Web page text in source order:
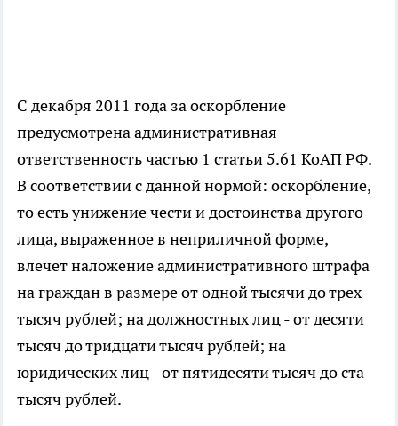
С декабря 2011 года за оскорбление
предусмотрена административная
ответственность частью 1 статьи 5.61 КоАП РФ.
В соответствии с данной нормой: оскорбление,
то есть унижение чести и достоинства другого
лица, выраженное в неприличной форме,
влечет наложение административного штрафа
на граждан в размере от одной тысячи до трех
тысяч рублей; на должностных лиц - от десяти
тысяч до тридцати тысяч рублей; на
юридических лиц - от пятидесяти тысяч до ста
тысяч рублей.